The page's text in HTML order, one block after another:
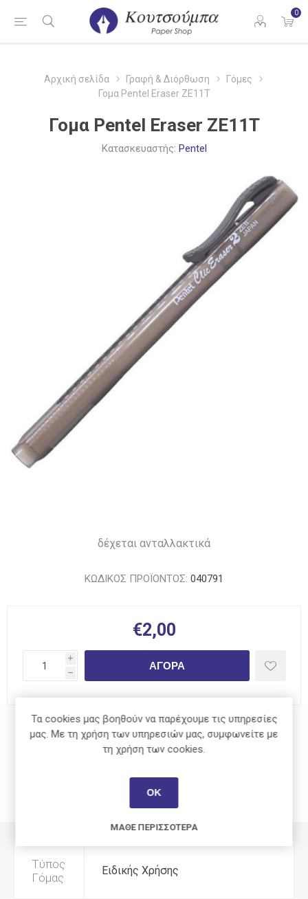
0
Αρχική σελίδα Γραφή & Διόρθωση
Γόμες
Γομα Pentel Eraser ZE11T
Γομα Pentel Eraser ZE11T
Κατασκευαστής: Pentel
δέχεται ανταλλακτικά
ΚΩΔΙΚΟΣ ΠΡΟΪΟΝΤΟΣ: 040791
€2,00
i
h
ΑΓΟΡΆ
Κοινοποίηση:
ΧΑΡΑΚΤΗΡΙΣΤΙΚΆ
Τύπος
Γόμας
Ειδικής Χρήσης
Τα cookies μας βοηθούν να παρέχουμε τις υπηρεσίες
μας. Με τη χρήση των υπηρεσιών μας, συμφωνείτε με
τη χρήση των cookies.
ΟΚ
ΜΆΘΕ ΠΕΡΙΣΣΌΤΕΡΑ